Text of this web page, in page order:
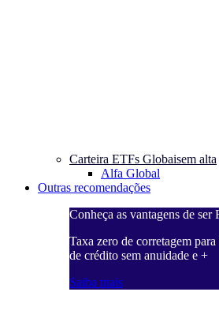
Carteira ETFs Globaisem alta
Alfa Global
Outras recomendações
Conheça as vantagens de ser
Taxa zero de corretagem
de crédito sem anuidade e +
Saiba mais